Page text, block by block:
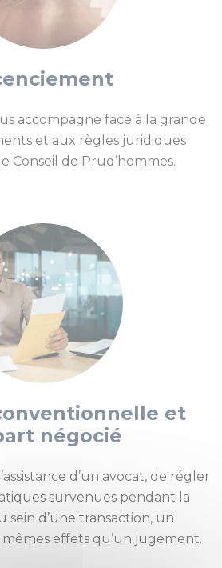
accompagne face à la grande
et aux règles juridiques
Conseil de Prud’hommes.
et
négocié
d’un avocat, de régler
survenues pendant la
sein d’une transaction, un
effets qu’un jugement.